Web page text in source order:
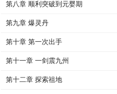
第八章 顺利突破到元婴期
第九章 爆灵丹
第十章 第一次出手
第十一章 一剑震九州
第十二章 探索祖地